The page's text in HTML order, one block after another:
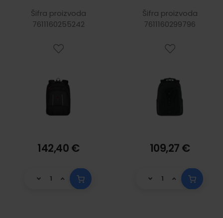
prijenosnike do
16", crni
Šifra proizvoda
7611160255242
142,40 €
prijenosnike do
16", crni
Šifra proizvoda
7611160299796
109,27 €